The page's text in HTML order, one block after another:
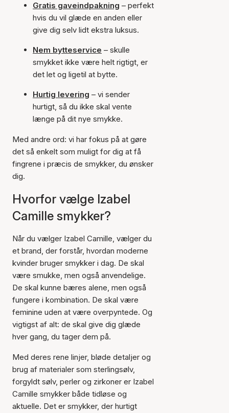
Gratis gaveindpakning – perfekt
hvis du vil glæde en anden eller
give dig selv lidt ekstra luksus.
Nem bytteservice – skulle
smykket ikke være helt rigtigt, er
det let og ligetil at bytte.
Hurtig levering – vi sender
hurtigt, så du ikke skal vente
længe på dit nye smykke.
Med andre ord: vi har fokus på at gøre
det så enkelt som muligt for dig at få
fingrene i præcis de smykker, du ønsker
dig.
Hvorfor vælge Izabel
Camille smykker?
Når du vælger Izabel Camille, vælger du
et brand, der forstår, hvordan moderne
kvinder bruger smykker i dag. De skal
være smukke, men også anvendelige.
De skal kunne bæres alene, men også
fungere i kombination. De skal være
feminine uden at være overpyntede. Og
vigtigst af alt: de skal give dig glæde
hver gang, du tager dem på.
Med deres rene linjer, bløde detaljer og
brug af materialer som sterlingsølv,
forgyldt sølv, perler og zirkoner er Izabel
Camille smykker både tidløse og
aktuelle. Det er smykker, der hurtigt